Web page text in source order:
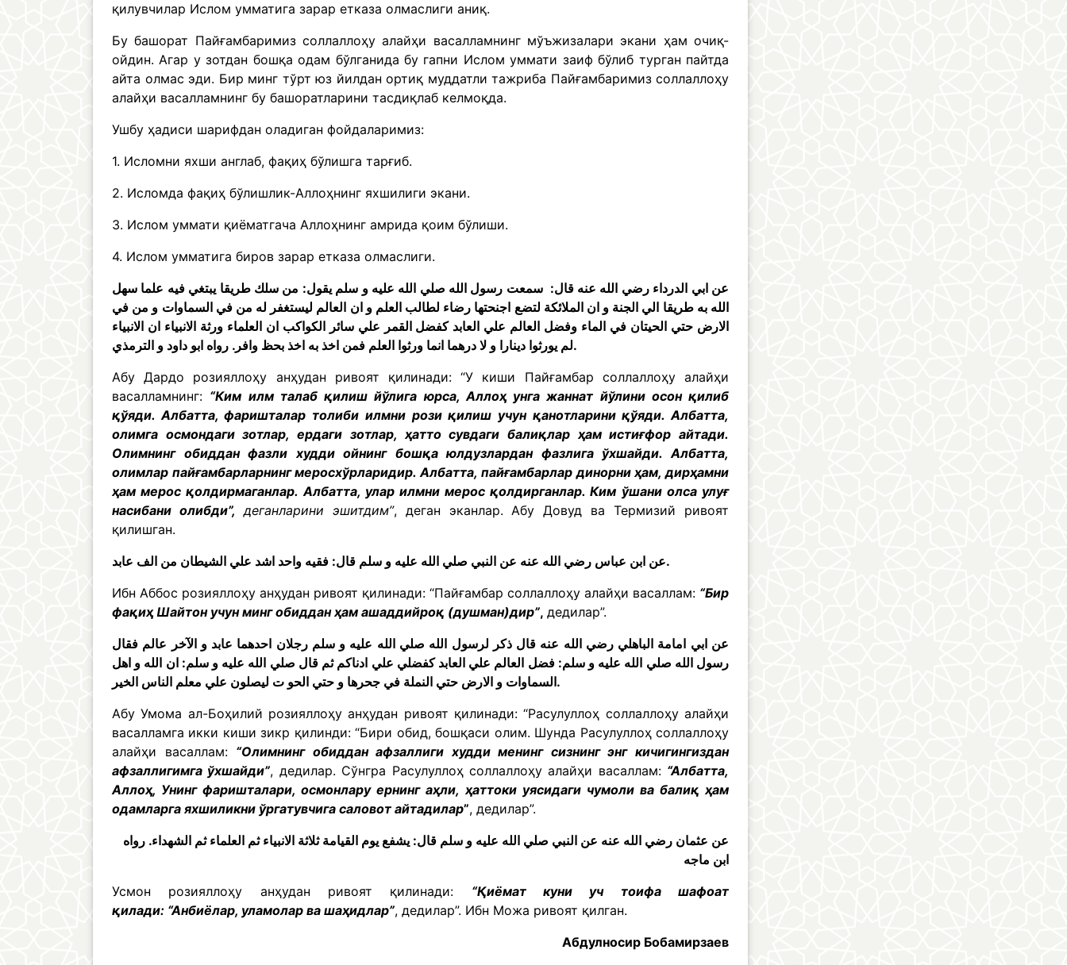
қилувчилар Ислом умматига зарар етказа олмаслиги аниқ.
Бу башорат Пайғамбаримиз соллаллоҳу алайҳи васалламнинг мўъжизалари экани ҳам очиқ-
ойдин. Агар у зотдан бошқа одам бўлганида бу гапни Ислом уммати заиф бўлиб турган пайтда
айта олмас эди. Бир минг тўрт юз йилдан ортиқ муддатли тажриба Пайғамбаримиз соллаллоҳу
алайҳи васалламнинг бу башоратларини тасдиқлаб келмоқда.
Ушбу ҳадиси шарифдан оладиган фойдаларимиз:
1. Исломни яхши англаб, фақиҳ бўлишга тарғиб.
2. Исломда фақиҳ бўлишлик-Аллоҳнинг яхшилиги экани.
3. Ислом уммати қиёматгача Аллоҳнинг амрида қоим бўлиши.
4. Ислом умматига биров зарар етказа олмаслиги.
عن ابي الدرداء رضي الله عنه قال: سمعت رسول الله صلي الله عليه و سلم يقول: من سلك طريقا يبتغي فيه علما سهل
الله به طريقا الي الجنة و ان الملائكة لتضع اجنحتها رضاء لطالب العلم و ان العالم ليستغفر له من في السماوات و من في
الارض حتي الحيتان في الماء وفضل العالم علي العابد كفضل القمر علي سائر الكواكب ان العلماء ورثة الانبياء ان الانبياء
لم يورثوا دينارا و لا درهما انما ورثوا العلم فمن اخذ به اخذ بحظ وافر. رواه ابو داود و الترمذي.
Абу Дардо розияллоҳу анҳудан ривоят қилинади: “У киши Пайғамбар соллаллоҳу алайҳи
васалламнинг: “Ким илм талаб қилиш йўлига юрса, Аллоҳ унга жаннат йўлини осон қилиб
қўяди. Албатта, фаришталар толиби илмни рози қилиш учун қанотларини қўяди. Албатта,
олимга осмондаги зотлар, ердаги зотлар, ҳатто сувдаги балиқлар ҳам истиғфор айтади.
Олимнинг обиддан фазли худди ойнинг бошқа юлдузлардан фазлига ўхшайди. Албатта,
олимлар пайғамбарларнинг меросхўрларидир. Албатта, пайғамбарлар динорни ҳам, дирҳамни
ҳам мерос қолдирмаганлар. Албатта, улар илмни мерос қолдирганлар. Ким ўшани олса улуғ
насибани олибди”,деганларини эшитдим”, деган эканлар. Абу Довуд ва Термизий ривоят
қилишган.
عن ابن عباس رضي الله عنه عن النبي صلي الله عليه و سلم قال: فقيه واحد اشد علي الشيطان من الف عابد.
Ибн Аббос розияллоҳу анҳудан ривоят қилинади: “Пайғамбар соллаллоҳу алайҳи васаллам: “Бир
фақиҳ Шайтон учун минг обиддан ҳам ашаддийроқ (душман)дир”, дедилар”.
عن ابي امامة الباهلي رضي الله عنه قال ذكر لرسول الله صلي الله عليه و سلم رجلان احدهما عابد و الآخر عالم فقال
رسول الله صلي الله عليه و سلم: فضل العالم علي العابد كفضلي علي ادناكم ثم قال صلي الله عليه و سلم: ان الله و اهل
السماوات و الارض حتي النملة في جحرها و حتي الحو ت ليصلون علي معلم الناس الخير.
Абу Умома ал-Боҳилий розияллоҳу анҳудан ривоят қилинади: “Расулуллоҳ соллаллоҳу алайҳи
васалламга икки киши зикр қилинди: “Бири обид, бошқаси олим. Шунда Расулуллоҳ соллаллоҳу
алайҳи васаллам: “Олимнинг обиддан афзаллиги худди менинг сизнинг энг кичигингиздан
афзаллигимга ўхшайди”, дедилар. Сўнгра Расулуллоҳ соллаллоҳу алайҳи васаллам: “Албатта,
Аллоҳ, Унинг фаришталари, осмонлару ернинг аҳли, ҳаттоки уясидаги чумоли ва балиқ ҳам
одамларга яхшиликни ўргатувчига саловот айтадилар”, дедилар”.
عن عثمان رضي الله عنه عن النبي صلي الله عليه و سلم قال: يشفع يوم القيامة ثلاثة الانبياء ثم العلماء ثم الشهداء. رواه
ابن ماجه
Усмон розияллоҳу анҳудан ривоят қилинади: “Қиёмат куни уч тоифа шафоат
қилади: “Анбиёлар, уламолар ва шаҳидлар”, дедилар”. Ибн Можа ривоят қилган.
Абдулносир Бобамирзаев